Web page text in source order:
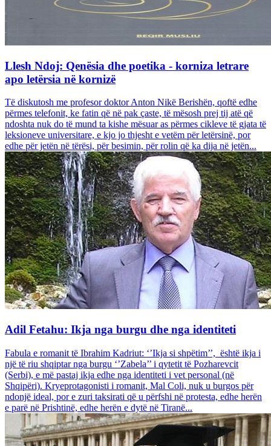
Llesh Ndoj: Qenësia dhe poetika - korniza letrare
apo letërsia në kornizë
Të diskutosh me profesor doktor Anton Nikë Berishën, qoftë edhe
përmes telefonit, ke fatin që në pak çaste, të mësosh prej tij atë që
ndoshta nuk do të mund ta kishe mësuar as përmes cikleve të gjata të
leksioneve universitare, e kjo jo thjesht e vetëm për letërsinë, por
edhe për jetën në tërësi, për besimin, për rolin që ka dija në jetën...
Adil Fetahu: Ikja nga burgu dhe nga identiteti
Fabula e romanit të Ibrahim Kadriut: ‘’Ikja si shpëtim’’, është ikja i
një të riu shqiptar nga burgu ‘’Zabela’’ i qytetit të Pozharevcit
(Serbi), e më pastaj ikja edhe nga identiteti i vet personal (në
Shqipëri). Kryeprotagonisti i romanit, Mal Coli, nuk u burgos për
ndonjë ideal, por e zuri taksirati që u përfshi në protesta, edhe herën
e parë në Prishtinë, edhe herën e dytë në Tiranë...